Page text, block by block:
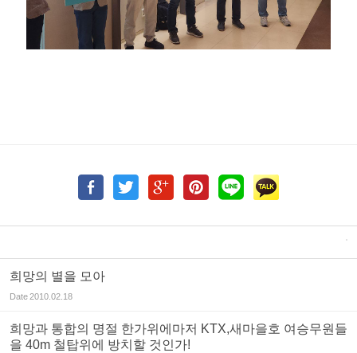
희망의 별을 모아
Date2010.02.18
희망과 통합의 명절 한가위에마저 KTX,새마을호 여승무원들
을 40m 철탑위에 방치할 것인가!